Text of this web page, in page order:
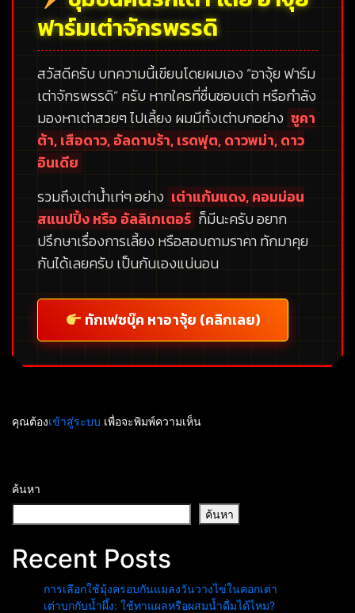
ฟาร์มเต่าจักรพรรดิ
สวัสดีครับ บทความนี้เขียนโดยผมเอง “อาจุ้ย ฟาร์ม
เต่าจักรพรรดิ”ครับ หากใครที่ชื่นชอบเต่า หรือกำลัง
มองหาเต่าสวยๆ ไปเลี้ยง ผมมีทั้งเต่าบกอย่าง ซูคา
ต้า, เสือดาว, อัลดาบร้า, เรดฟุต, ดาวพม่า, ดาว
อินเดีย
รวมถึงเต่าน้ำเท่ๆ อย่าง เต่าแก้มแดง, คอมม่อน
สแนปปิ้ง หรือ อัลลิเกเตอร์ ก็มีนะครับ อยาก
ปรึกษาเรื่องการเลี้ยง หรือสอบถามราคา ทักมาคุย
กันได้เลยครับ เป็นกันเองแน่นอน
ทักเฟซบุ๊ค หาอาจุ้ย (คลิกเลย)
คุณต้องเข้าสู่ระบบ เพื่อจะพิมพ์ความเห็น
ค้นหา
ค้นหา
Recent Posts
การเลือกใช้มุ้งครอบกันแมลงวันวางไข่ในคอกเต่า
เต่าบกกับน้ำผึ้ง: ใช้ทาแผลหรือผสมน้ำดื่มได้ไหม?